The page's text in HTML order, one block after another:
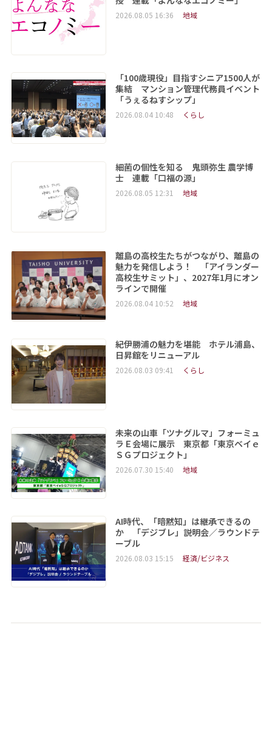
2026.08.05 16:36 地域
「100歳現役」目指すシニア1500人が
集結 マンション管理代務員イベント
「うぇるねすシップ」
2026.08.04 10:48 くらし
細菌の個性を知る 鬼頭弥生 農学博
士 連載「口福の源」
2026.08.05 12:31 地域
離島の高校生たちがつながり、離島の
魅力を発信しよう！ 「アイランダー
高校生サミット」、2027年1月にオン
ラインで開催
2026.08.04 10:52 地域
紀伊勝浦の魅力を堪能 ホテル浦島、
日昇館をリニューアル
2026.08.03 09:41 くらし
未来の山車「ツナグルマ」フォーミュ
ラＥ会場に展示 東京都「東京ベイｅ
ＳＧプロジェクト」
2026.07.30 15:40 地域
AI時代、「暗黙知」は継承できるの
か 「デジブレ」説明会／ラウンドテ
ーブル
2026.08.03 15:15 経済/ビジネス